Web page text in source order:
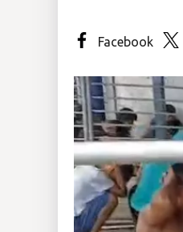
Multimedia
Facebook